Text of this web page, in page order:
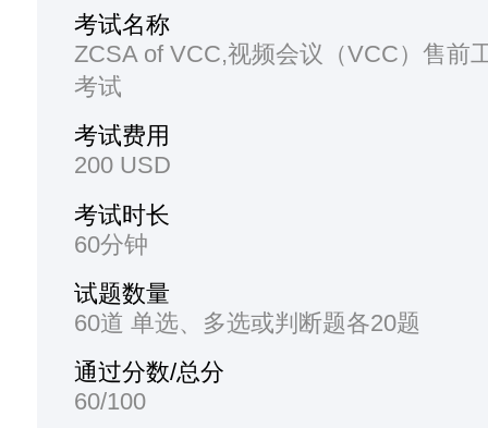
考试名称
ZCSA of VCC,视频会议（VCC）售前
考试
考试费用
200 USD
考试时长
60分钟
试题数量
60道 单选、多选或判断题各20题
通过分数/总分
60/100